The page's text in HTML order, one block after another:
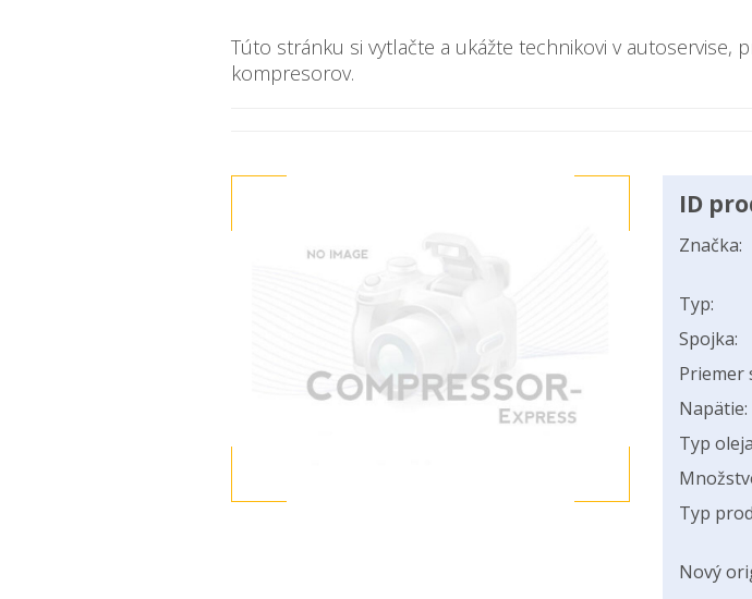
Túto stránku si vytlačte a ukážte technikovi v
kompresorov.
ID
Značka:
Typ:
Spojka:
Priemer
Napätie:
Typ
Typ
Nový